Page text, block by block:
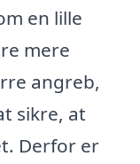
en lille
mere
angreb,
sikre, at
Derfor er